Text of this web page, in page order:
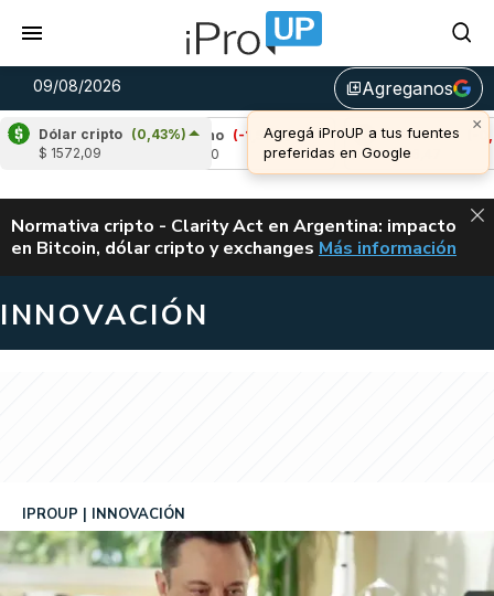
09/08/2026 library_addAgreganos
Dólar cripto (0,43%)
$ 1572,09
Cardano (-1,59%)
Avalanche (-0,91%)
u$s 6,47
ALERTA
Normativa cripto - Clarity Act en Argentina: impacto
en Bitcoin, dólar cripto y exchanges CLARITY ACT EN
Más información
INNOVACIÓN
IPROUP INNOVACIÓN